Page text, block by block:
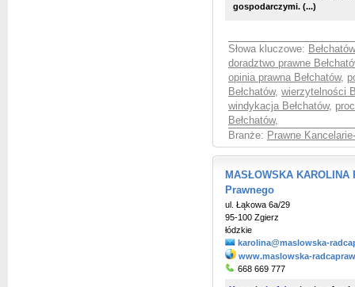
gospodarczymi. (...)
Słowa kluczowe:
doradztwo prawne
opinia prawna Bełchatów,
Bełchatów, wierzytelności
windykacja Bełchatów,
Bełchatów,
Branże: Prawne
MASŁOWSKA
Prawnego
ul. Łąkowa 6a/29
95-100 Zgierz
łódzkie
karolina@maslowska-
www.maslowska-
668 669 777